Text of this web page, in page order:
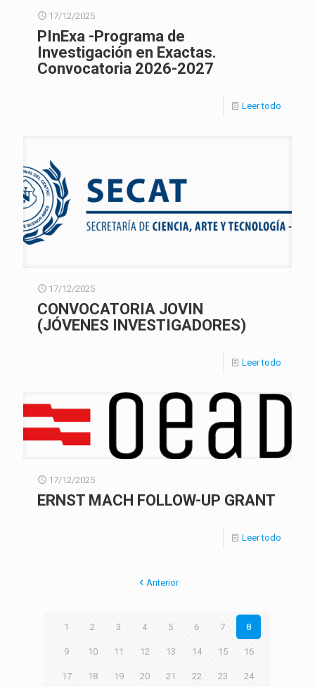
17/12/2025
PInExa -Programa de
Investigación en Exactas.
Convocatoria 2026-2027
Leer todo
17/12/2025
CONVOCATORIA JOVIN
(JÓVENES INVESTIGADORES)
Leer todo
17/12/2025
ERNST MACH FOLLOW-UP GRANT
Leer todo
Anterior
1 2 3 4 5 6 7 8
9 10 11 12 13 14 15 16
17 18 19 20 21 22 23 24